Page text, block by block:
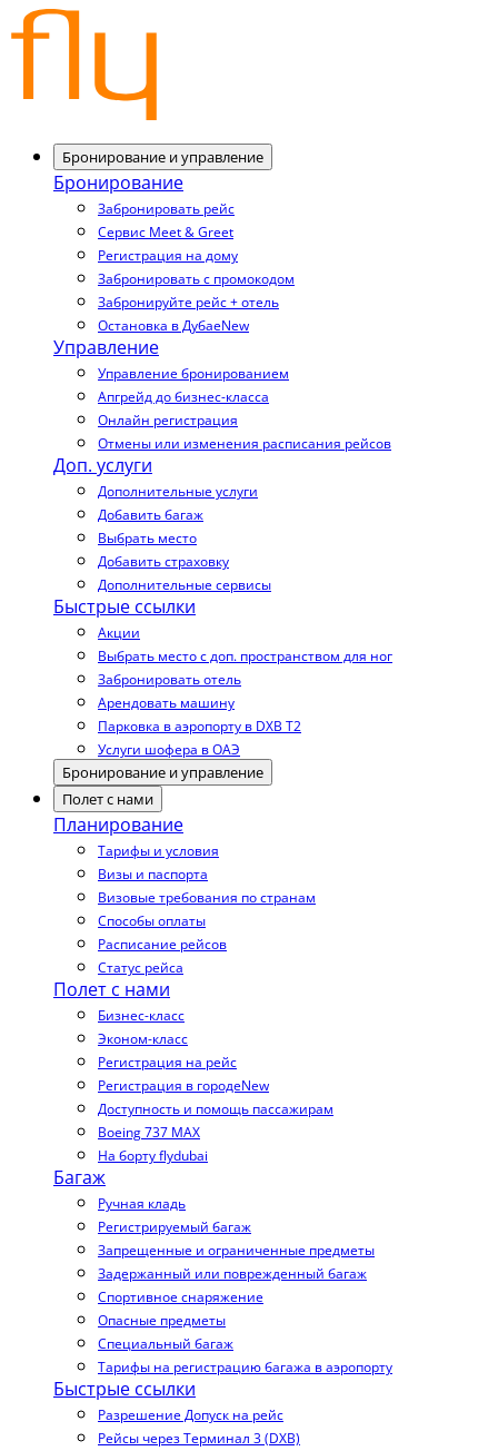
Бронирование и управление
Бронирование
Забронировать рейс
Сервис Meet & Greet
Регистрация на дому
Забронировать с промокодом
Забронируйте рейс + отель
Остановка в ДубаеNew
Управление
Управление бронированием
Апгрейд до бизнес-класса
Онлайн регистрация
Отмены или изменения расписания рейсов
Доп. услуги
Дополнительные услуги
Добавить багаж
Выбрать место
Добавить страховку
Дополнительные сервисы
Быстрые ссылки
Акции
Выбрать место с доп. пространством для ног
Забронировать отель
Арендовать машину
Парковка в аэропорту в DXB T2
Услуги шофера в ОАЭ
Бронирование и управление
Полет с нами
Планирование
Тарифы и условия
Визы и паспорта
Визовые требования по странам
Способы оплаты
Расписание рейсов
Статус рейса
Полет с нами
Бизнес-класс
Эконом-класс
Регистрация на рейс
Регистрация в городеNew
Доступность и помощь пассажирам
Boeing 737 MAX
На борту flydubai
Багаж
Ручная кладь
Регистрируемый багаж
Запрещенные и ограниченные предметы
Задержанный или поврежденный багаж
Спортивное снаряжение
Опасные предметы
Специальный багаж
Тарифы на регистрацию багажа в аэропорту
Быстрые ссылки
Разрешение Допуск на рейс
Рейсы через Терминал 3 (DXB)